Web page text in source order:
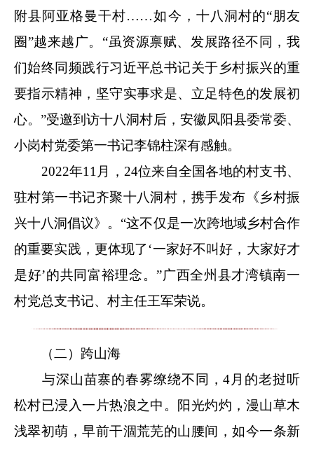
附县阿亚格曼干村……如今，十八洞村的“朋友
圈”越来越广。“虽资源禀赋、发展路径不同，我
们始终同频践行习近平总书记关于乡村振兴的重
要指示精神，坚守实事求是、立足特色的发展初
心。”受邀到访十八洞村后，安徽凤阳县委常委、
小岗村党委第一书记李锦柱深有感触。
2022年11月，24位来自全国各地的村支书、
驻村第一书记齐聚十八洞村，携手发布《乡村振
兴十八洞倡议》。“这不仅是一次跨地域乡村合作
的重要实践，更体现了‘一家好不叫好，大家好才
是好’的共同富裕理念。”广西全州县才湾镇南一
村党总支书记、村主任王军荣说。
（二）跨山海
与深山苗寨的春雾缭绕不同，4月的老挝听
松村已浸入一片热浪之中。阳光灼灼，漫山草木
浅翠初萌，早前干涸荒芜的山腰间，如今一条新